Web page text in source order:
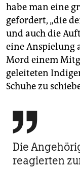
habe man eine
gefordert, „die
und auch die
eine Anspielung
Mord einem
geleiteten
Schuhe zu

Die
reagierten